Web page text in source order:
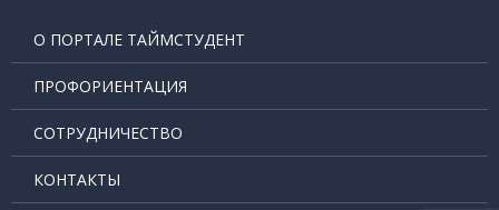
О ПОРТАЛЕ ТАЙМСТУДЕНТ
ПРОФОРИЕНТАЦИЯ
СОТРУДНИЧЕСТВО
КОНТАКТЫ